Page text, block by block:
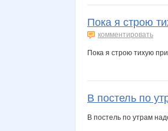
Пока я строю
комментировать
Пока я строю тихую
В постель по
В постель по утрам